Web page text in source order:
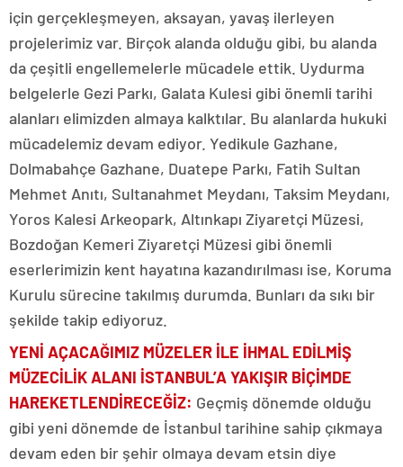
için gerçekleşmeyen, aksayan, yavaş ilerleyen
projelerimiz var. Birçok alanda olduğu gibi, bu alanda
da çeşitli engellemelerle mücadele ettik. Uydurma
belgelerle Gezi Parkı, Galata Kulesi gibi önemli tarihi
alanları elimizden almaya kalktılar. Bu alanlarda hukuki
mücadelemiz devam ediyor. Yedikule Gazhane,
Dolmabahçe Gazhane, Duatepe Parkı, Fatih Sultan
Mehmet Anıtı, Sultanahmet Meydanı, Taksim Meydanı,
Yoros Kalesi Arkeopark, Altınkapı Ziyaretçi Müzesi,
Bozdoğan Kemeri Ziyaretçi Müzesi gibi önemli
eserlerimizin kent hayatına kazandırılması ise, Koruma
Kurulu sürecine takılmış durumda. Bunları da sıkı bir
şekilde takip ediyoruz.
YENİ AÇACAĞIMIZ MÜZELER İLE İHMAL EDİLMİŞ
MÜZECİLİK ALANI İSTANBUL’A YAKIŞIR BİÇİMDE
HAREKETLENDİRECEĞİZ: Geçmiş dönemde olduğu
gibi yeni dönemde de İstanbul tarihine sahip çıkmaya
devam eden bir şehir olmaya devam etsin diye